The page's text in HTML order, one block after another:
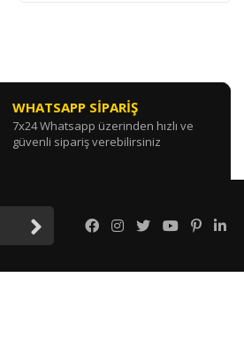
WHATSAPP SİPARİŞ
7x24 Whatsapp üzerinden hızlı ve
güvenli sipariş verebilirsiniz